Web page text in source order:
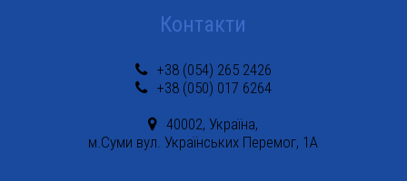
Контакти
+38 (054) 265 2426
+38 (050) 017 6264
40002, Україна,
м.Суми вул. Українських Перемог, 1А